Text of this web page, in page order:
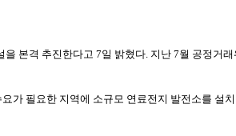
본격 추진한다고 7일 밝혔다. 지난 7월 공정거
필요한 지역에 소규모 연료전지 발전소를 설